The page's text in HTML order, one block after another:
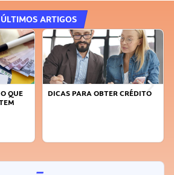
ÚLTIMOS ARTIGOS
FAÇA A DIFERENÇA: SEJA